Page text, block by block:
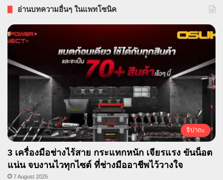
อ่านบทความอื่นๆ ในแพทโซนิค
จิปาถะ
3 เครื่องมือช่างไร้สาย กระแทกหนัก เจียรแรง ขันน็อต
แน่น จบงานไวทุกไซต์ ที่ช่างมืออาชีพไว้วางใจ
7 August 2025